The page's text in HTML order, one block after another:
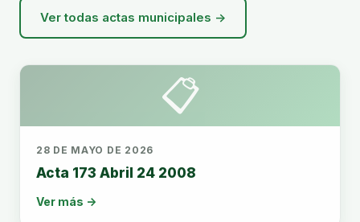
Ver todas actas municipales →
📋
28 DE MAYO DE 2026
Acta 173 Abril 24 2008
Ver más →